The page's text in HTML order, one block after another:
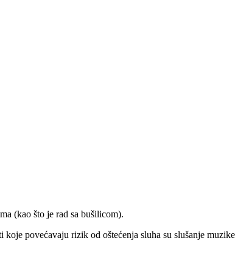
(kao što je rad sa bušilicom).
povećavaju rizik od oštećenja sluha su slušanje muzike